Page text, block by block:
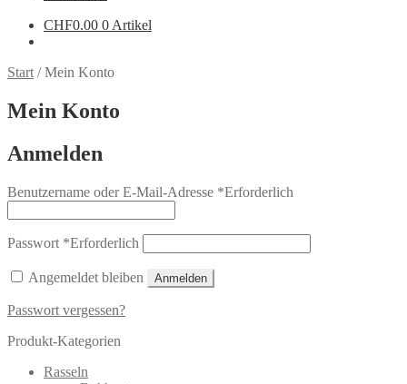
CHF0.00 0 Artikel
Start /Mein Konto
Mein Konto
Anmelden
Benutzername oder E-Mail-Adresse *Erforderlich
Passwort *Erforderlich
Angemeldet bleiben Anmelden
Passwort vergessen?
Produkt-Kategorien
Rasseln